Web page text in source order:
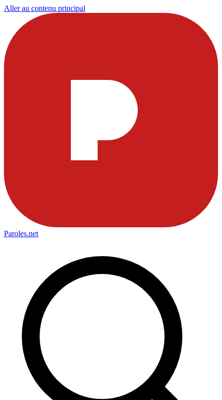
Aller au contenu principal
Paroles.net